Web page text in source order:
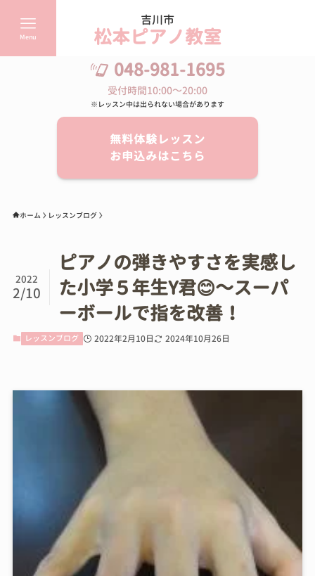
吉川市
松本ピアノ教室
Menu
048-981-1695
受付時間10:00～20:00
※レッスン中は出られない場合があります
無料体験レッスン
お申込みはこちら
ホーム レッスンブログ
ピアノの弾きやすさを実感し
た小学５年生Y君😊～スーパ
ーボールで指を改善！
2022
2/10
レッスンブログ 2022年2月10日 2024年10月26日